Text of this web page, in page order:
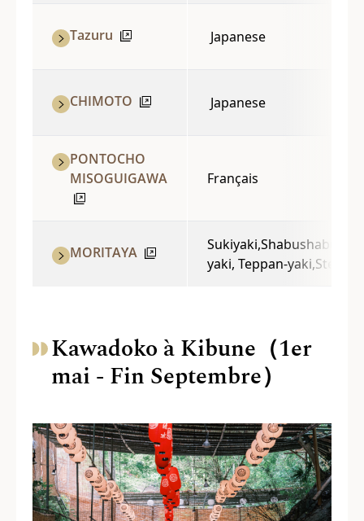
Tazuru Japanese
CHIMOTO Japanese
PONTOCHO
MISOGUIGAWA
Français
MORITAYA
Sukiyaki,Shabushabu,oil-
yaki, Teppan-yaki,Steak
Kawadoko à Kibune（1er
mai - Fin​ ​Septembre）